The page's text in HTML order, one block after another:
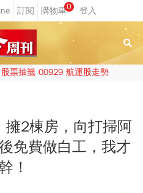
0
股票抽籤 00929 航運股走勢
2棟房，向打掃阿
免費做白工，我才
！